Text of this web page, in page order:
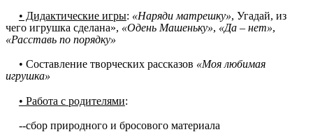
• Дидактические игры: «Наряди матрешку», Угадай, из
чего игрушка сделана», «Одень Машеньку», «Да – нет»,
«Расставь по порядку»
• Составление творческих рассказов «Моя любимая
игрушка»
• Работа с родителями:
--сбор природного и бросового материала